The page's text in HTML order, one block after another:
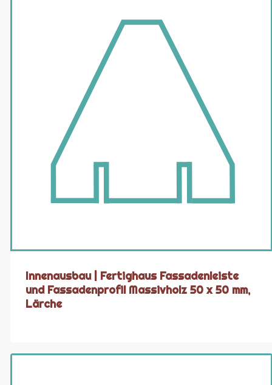
Innenausbau | Fertighaus Fassadenleiste
und Fassadenprofil Massivholz 50 x 50 mm,
Lärche